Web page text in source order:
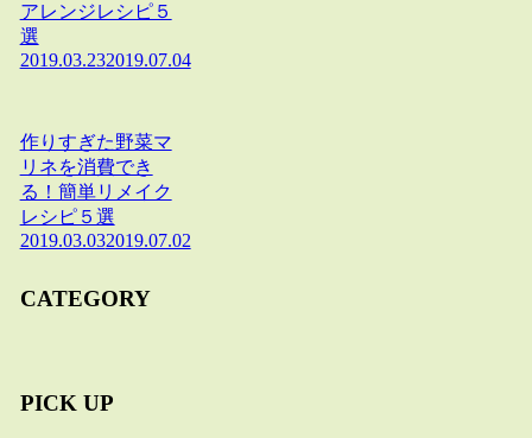
アレンジレシピ５
選
2019.03.232019.07.04
作りすぎた野菜マ
リネを消費でき
る！簡単リメイク
レシピ５選
2019.03.032019.07.02
CATEGORY
PICK UP